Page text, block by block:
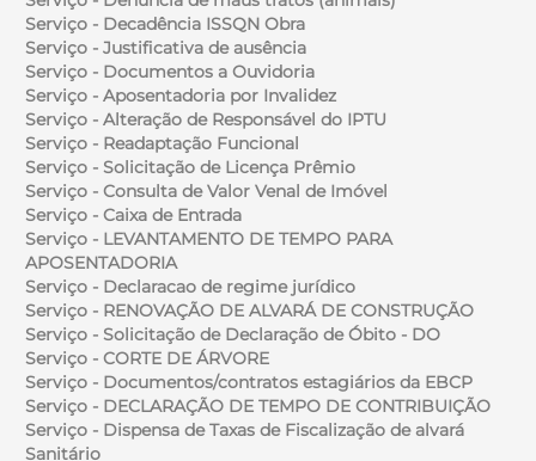
Serviço - Decadência ISSQN Obra
Serviço - Justificativa de ausência
Serviço - Documentos a Ouvidoria
Serviço - Aposentadoria por Invalidez
Serviço - Alteração de Responsável do IPTU
Serviço - Readaptação Funcional
Serviço - Solicitação de Licença Prêmio
Serviço - Consulta de Valor Venal de Imóvel
Serviço - Caixa de Entrada
Serviço - LEVANTAMENTO DE TEMPO PARA
APOSENTADORIA
Serviço - Declaracao de regime jurídico
Serviço - RENOVAÇÃO DE ALVARÁ DE CONSTRUÇÃO
Serviço - Solicitação de Declaração de Óbito - DO
Serviço - CORTE DE ÁRVORE
Serviço - Documentos/contratos estagiários da EBCP
Serviço - DECLARAÇÃO DE TEMPO DE CONTRIBUIÇÃO
Serviço - Dispensa de Taxas de Fiscalização de alvará
Sanitário